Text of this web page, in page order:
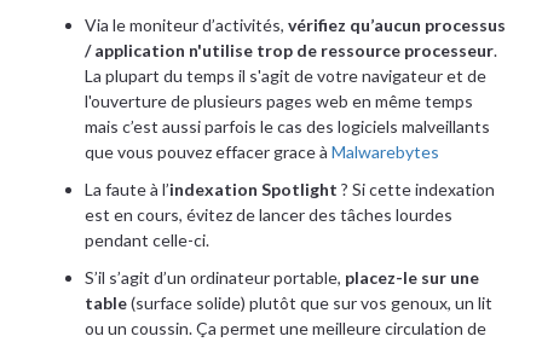
Via le moniteur d’activités, vérifiez qu’aucun processus
/ application n'utilise trop de ressource processeur.
La plupart du temps il s'agit de votre navigateur et de
l'ouverture de plusieurs pages web en même temps
mais c’est aussi parfois le cas des logiciels malveillants
que vous pouvez effacer grace à Malwarebytes
La faute à l’indexation Spotlight ? Si cette indexation
est en cours, évitez de lancer des tâches lourdes
pendant celle-ci.
S’il s’agit d’un ordinateur portable, placez-le sur une
table(surface solide) plutôt que sur vos genoux, un lit
ou un coussin. Ça permet une meilleure circulation de